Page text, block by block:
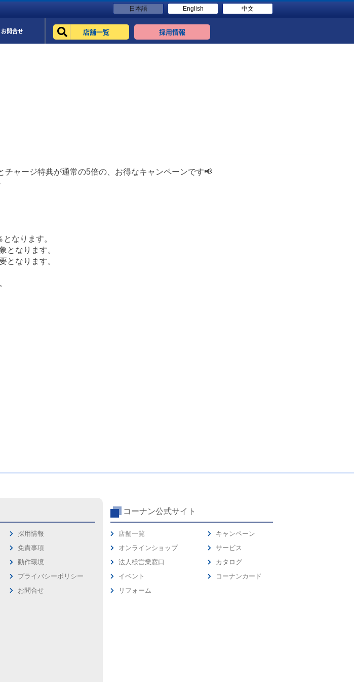
日本語 English 中文
お問合せ 店舗一覧 採用情報
チャージ特典が通常の5倍の、お得なキャンペーンです📢
なります。
となります。
となります。
採用情報
免責事項
動作環境
プライバシーポリシー
お問合せ
コーナン公式サイト
店舗一覧
オンラインショップ
法人様営業窓口
イベント
リフォーム
キャンペーン
サービス
カタログ
コーナンカード